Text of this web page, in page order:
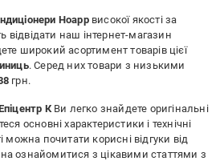
Hoappвисокої якості за
відвідати наш інтернет-магазин
широкий асортимент товарів цієї
. Серед них товари з низькими
грн.
КВи легко знайдете оригінальні
основні характеристики і технічні
можна почитати корисні відгуки від
ознайомитися з цікавими статтями з